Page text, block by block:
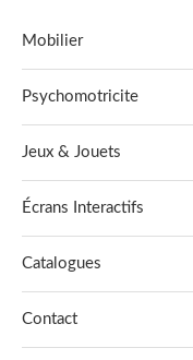
Mobilier
Psychomotricite
Jeux & Jouets
Écrans Interactifs
Catalogues
Contact